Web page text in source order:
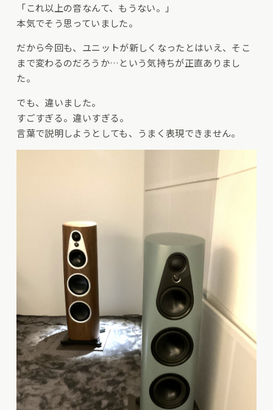
「これ以上の音なんて、もうない。」
本気でそう思っていました。
だから今回も、ユニットが新しくなったとはいえ、そこ
まで変わるのだろうか…という気持ちが正直ありまし
た。
でも、違いました。
すごすぎる。違いすぎる。
​言葉で説明しようとしても、うまく表現できません。